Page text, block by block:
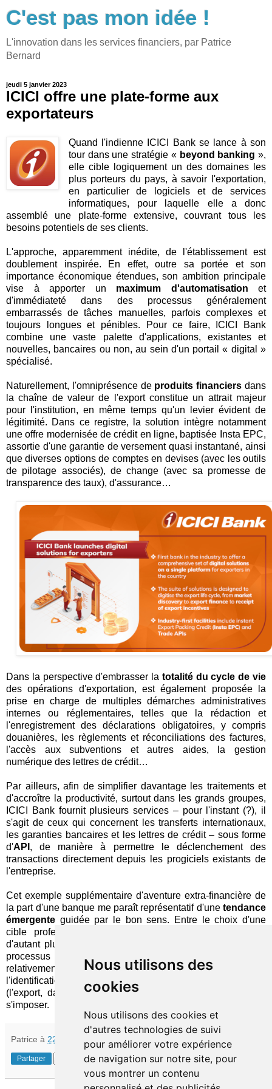
Nous utilisons des
cookies
Nous utilisons des cookies et
d'autres technologies de suivi
pour améliorer votre expérience
de navigation sur notre site, pour
vous montrer un contenu
C'est pas mon idée !
L'innovation dans les services financiers, par Patrice
Bernard
jeudi 5 janvier 2023
ICICI offre une plate-forme aux
exportateurs
Quand l'indienne ICICI Bank se lance à son
tour dans une stratégie « beyond banking »,
elle cible logiquement un des domaines les
plus porteurs du pays, à savoir l'exportation,
en particulier de logiciels et de services
informatiques, pour laquelle elle a donc
assemblé une plate-forme extensive, couvrant tous les
besoins potentiels de ses clients.
L'approche, apparemment inédite, de l'établissement est
doublement inspirée. En effet, outre sa portée et son
importance économique étendues, son ambition principale
vise à apporter un maximum d'automatisation et
d'immédiateté dans des processus généralement
embarrassés de tâches manuelles, parfois complexes et
toujours longues et pénibles. Pour ce faire, ICICI Bank
combine une vaste palette d'applications, existantes et
nouvelles, bancaires ou non, au sein d'un portail « digital »
spécialisé.
Naturellement, l'omniprésence de produits financiers dans
la chaîne de valeur de l'export constitue un attrait majeur
pour l'institution, en même temps qu'un levier évident de
légitimité. Dans ce registre, la solution intègre notamment
une offre modernisée de crédit en ligne, baptisée Insta EPC,
assortie d'une garantie de versement quasi instantané, ainsi
que diverses options de comptes en devises (avec les outils
de pilotage associés), de change (avec sa promesse de
transparence des taux), d'assurance…
Dans la perspective d'embrasser la totalité du cycle de vie
des opérations d'exportation, est également proposée la
prise en charge de multiples démarches administratives
internes ou réglementaires, telles que la rédaction et
l'enregistrement des déclarations obligatoires, y compris
douanières, les règlements et réconciliations des factures,
l'accès aux subventions et autres aides, la gestion
numérique des lettres de crédit…
Par ailleurs, afin de simplifier davantage les traitements et
d'accroître la productivité, surtout dans les grands groupes,
ICICI Bank fournit plusieurs services – pour l'instant (?), il
s'agit de ceux qui concernent les transferts internationaux,
les garanties bancaires et les lettres de crédit – sous forme
d'API , de manière à permettre le déclenchement des
transactions directement depuis les progiciels existants de
l'entreprise.
Cet exemple supplémentaire d'aventure extra-financière de
la part d'une banque me paraît représentatif d'une tendance
émergente guidée par le bon sens. Entre le choix d'une
cible professionnelle (par opposition au grand public),
d'autant plus réceptive aux opportunités d'optimisation des
processus que, encore aujourd'hui, le marché est
relativement pauvre en réponses à ces besoins, et
l'identification d'un périmètre où l'impact est maximal
(l'export, dans le contexte indien), la vision pourrait bien
s'imposer.
Patrice à 22:00
Partager